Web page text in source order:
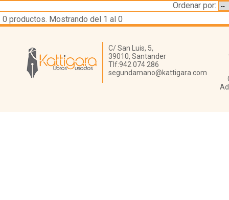
Ordenar por:
0 productos. Mostrando del 1 al 0
Librería Kattigara
C/ San Luis, 5,
39010, Santander
Tlf:942 074 286
segundamano@kattigara.com